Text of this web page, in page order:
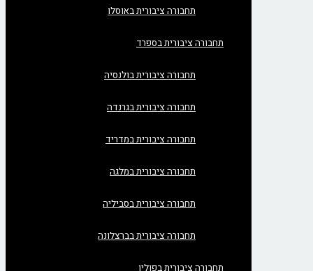
תחבורה ציבורית באוסלו
תחבורה ציבורית בספרד
תחבורה ציבורית בולנסיה
תחבורה ציבורית בגרנדה
תחבורה ציבורית במדריד
תחבורה ציבורית במלגה
תחבורה ציבורית בסביליה
תחבורה ציבורית בברצלונה
תחבורה ציבורית בפולין